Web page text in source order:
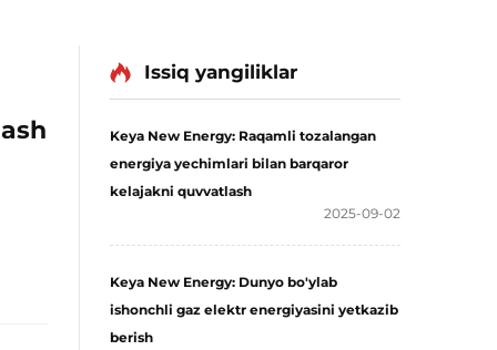
Issiq yangiliklar
Keya New Energy: Raqamli tozalangan
energiya yechimlari bilan barqaror
kelajakni quvvatlash
2025-09-02
Keya New Energy: Dunyo bo'ylab
ishonchli gaz elektr energiyasini yetkazib
berish